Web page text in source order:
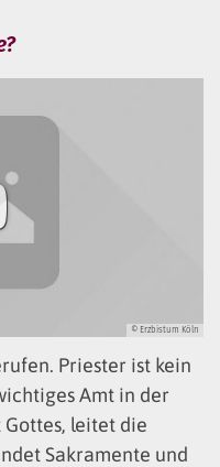
© Erzbistum Köln
Priester ist kein
Amt in der
Gottes, leitet die
Sakramente und